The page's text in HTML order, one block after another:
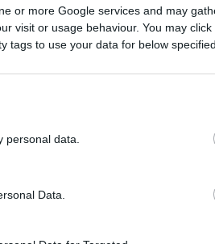
or more Google services and may
visit or usage behaviour. You may
tags to use your data for below
personal data.
Data.
περίθαλψη.
ιδιωτικού τομέα ως
του συστήματος, καθώς
η χρηματοδότηση της
των υπηρεσιών και το
ως περιφερειακού
ασθενών από
επιστημόνων στον